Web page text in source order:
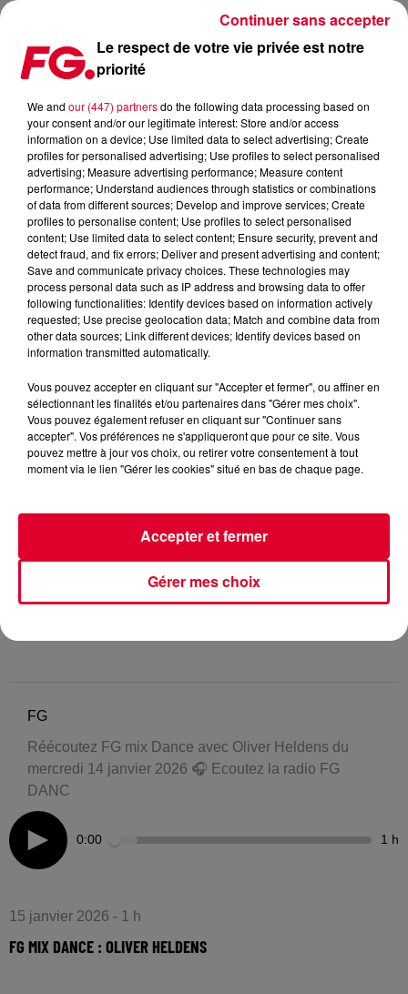
FG MIX DANCE : OLIVER HELDENS
FG
Réécoutez FG mix Dance avec Oliver Heldens du
mercredi 14 janvier 2026 🎧 Ecoutez la radio FG
DANC
0:00 1 h
15 janvier 2026 - 1 h
FG MIX DANCE : OLIVER HELDENS
Le respect de votre vie privée est notre
priorité
We and our (447) partnersdo the following data processing based on
your consent and/or our legitimate interest: Store and/or access
information on a device; Use limited data to select advertising; Create
profiles for personalised advertising; Use profiles to select personalised
advertising; Measure advertising performance; Measure content
performance; Understand audiences through statistics or combinations
of data from different sources; Develop and improve services; Create
profiles to personalise content; Use profiles to select personalised
content; Use limited data to select content; Ensure security, prevent and
detect fraud, and fix errors; Deliver and present advertising and content;
Save and communicate privacy choices. These technologies may
process personal data such as IP address and browsing data to offer
following functionalities: Identify devices based on information actively
requested; Use precise geolocation data; Match and combine data from
other data sources; Link different devices; Identify devices based on
information transmitted automatically.
Vous pouvez accepter en cliquant sur "Accepter et fermer", ou affiner en
sélectionnant les finalités et/ou partenaires dans "Gérer mes choix".
Vous pouvez également refuser en cliquant sur "Continuer sans
accepter". Vos préférences ne s'appliqueront que pour ce site. Vous
pouvez mettre à jour vos choix, ou retirer votre consentement à tout
moment via le lien "Gérer les cookies" situé en bas de chaque page.
Gérer mes choix
Accepter et fermer
Continuer sans accepter